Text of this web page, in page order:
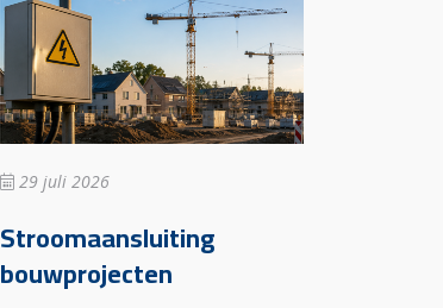
29 juli 2026
Stroomaansluiting
bouwprojecten